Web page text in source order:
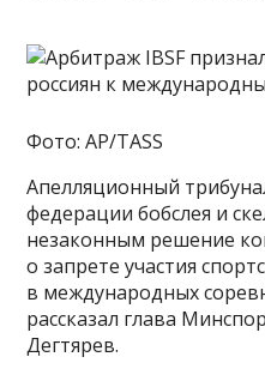
Фото: AP/TASS
Апелляционный
федерации бобслея и
незаконным решение
о запрете участия
в международных
рассказал глава
Дегтярев.